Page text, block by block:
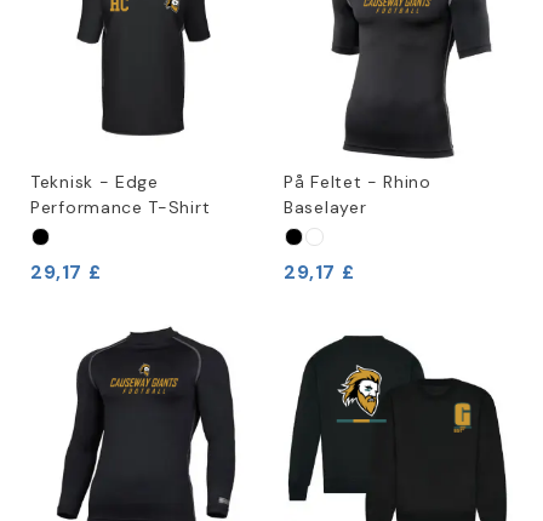
Teknisk - Edge
Performance T-Shirt
29,17 £
På Feltet - Rhino
Baselayer
29,17 £